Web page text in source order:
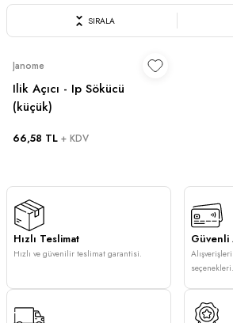
SIRALA
Janome
Ilik Açıcı - Ip Sökücü
(küçük)
66,58 TL + KDV
Hızlı Teslimat
Hızlı ve güvenilir teslimat garantisi.
Güvenli
seçenekleri.